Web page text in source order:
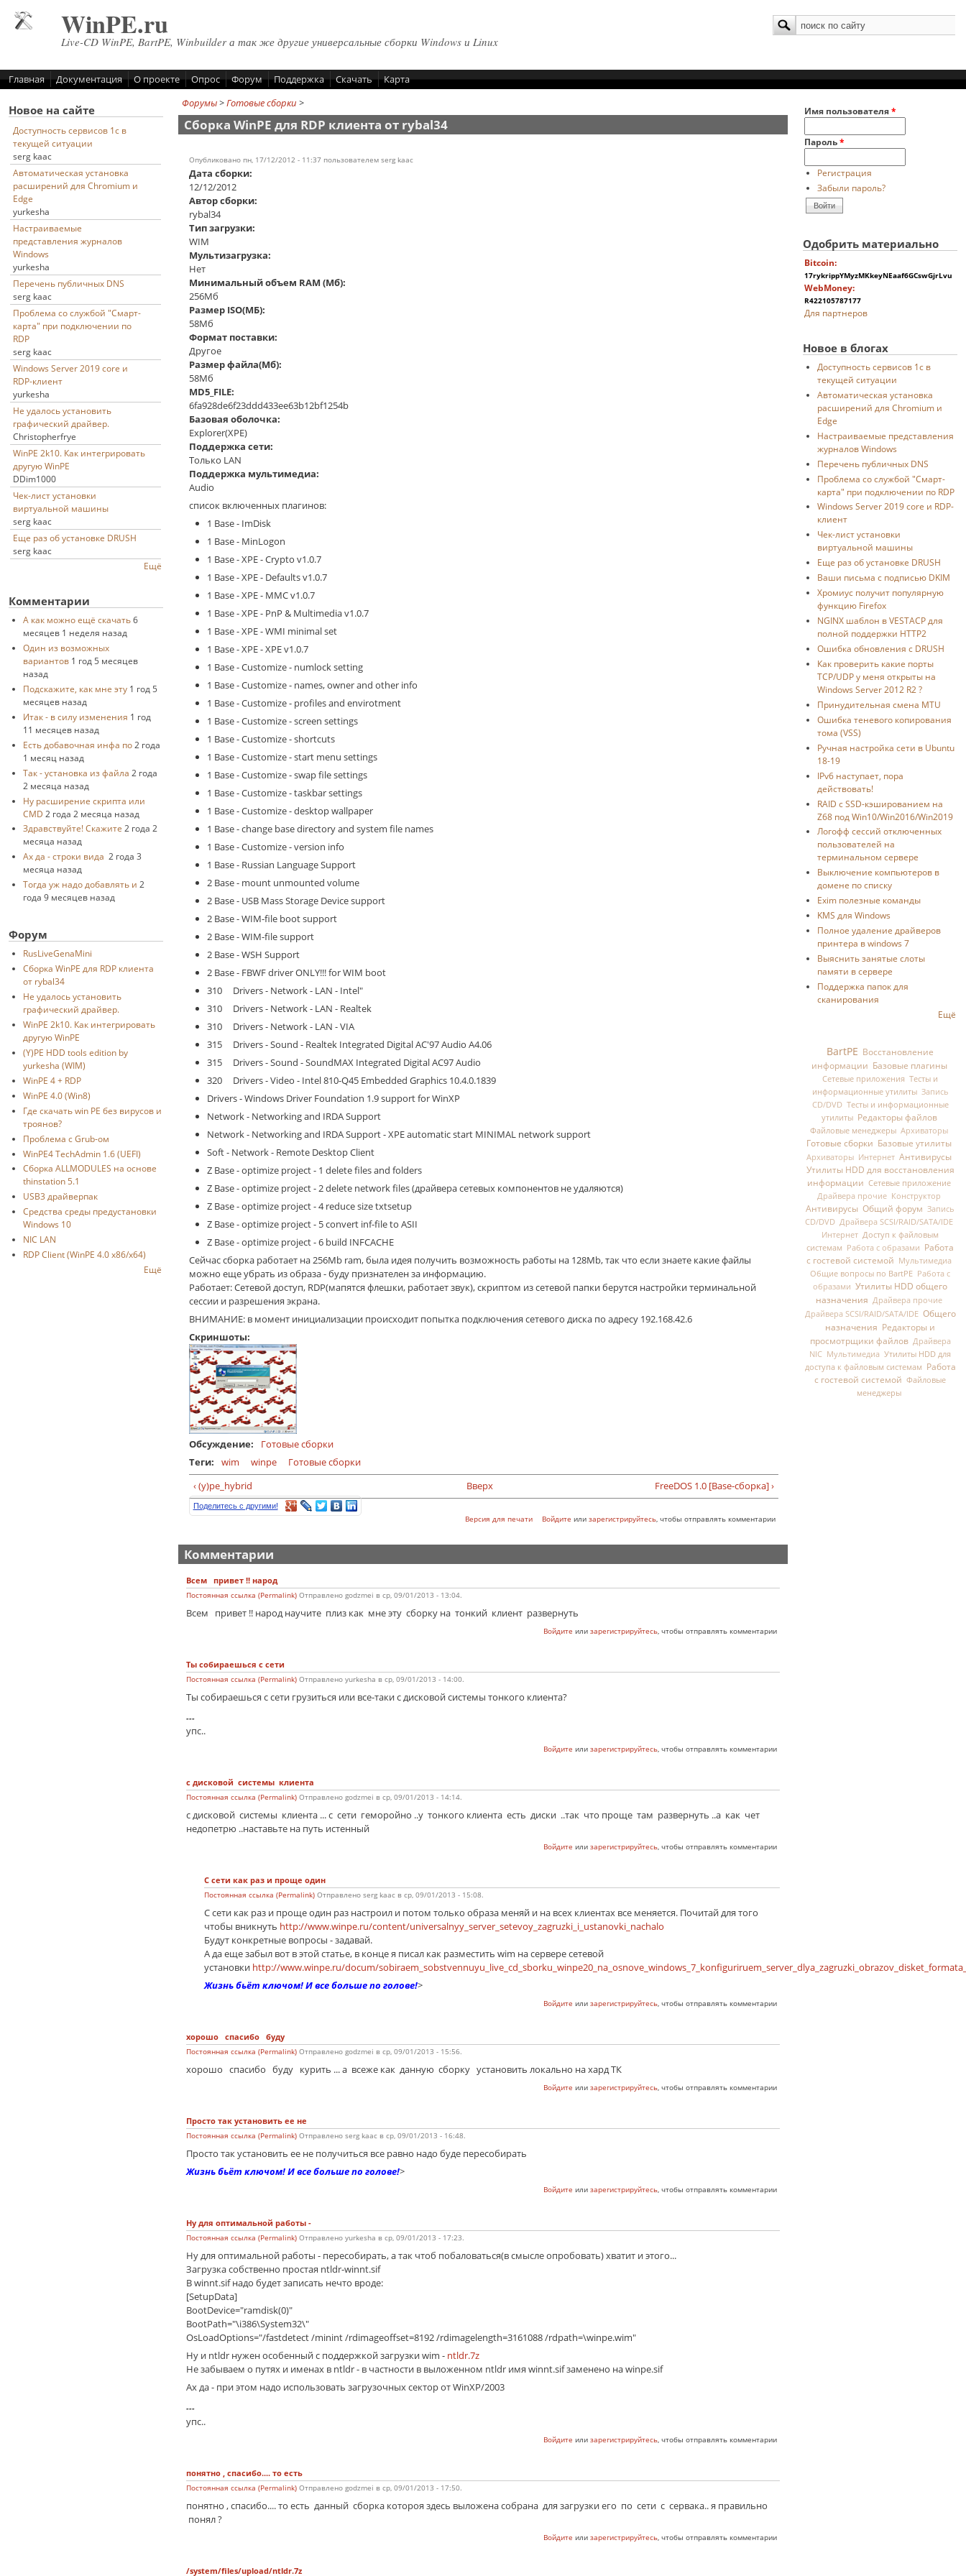
WinPE.ru
Live-CD WinPE, BartPE, Winbuilder а так же другие универсальные сборки Windows и Linux
Форма поиска
Поиск
Главная Документация О проекте Опрос Форум Поддержка Скачать Карта
Новое на сайте
Доступность сервисов 1с в
текущей ситуации
serg kaac
Автоматическая установка
расширений для Chromium и
Edge
yurkesha
Настраиваемые
представления журналов
Windows
yurkesha
Перечень публичных DNS
serg kaac
Проблема со службой "Смарт-
карта" при подключении по
RDP
serg kaac
Windows Server 2019 core и
RDP-клиент
yurkesha
Не удалось установить
графический драйвер.
Christopherfrye
WinPE 2k10. Как интегрировать
другую WinPE
DDim1000
Чек-лист установки
виртуальной машины
serg kaac
Еще раз об установке DRUSH
serg kaac
Ещё
Комментарии
А как можно ещё скачать 6
месяцев 1 неделя назад
Один из возможных
вариантов 1 год 5 месяцев
назад
Подскажите, как мне эту 1 год 5
месяцев назад
Итак - в силу изменения 1 год
11 месяцев назад
Есть добавочная инфа по 2 года
1 месяц назад
Так - установка из файла 2 года
2 месяца назад
Ну расширение скрипта или
CMD 2 года 2 месяца назад
Здравствуйте! Скажите 2 года 2
месяца назад
Ах да - строки вида 2 года 3
месяца назад
Тогда уж надо добавлять и 2
года 9 месяцев назад
Форум
RusLiveGenaMini
Cборка WinPE для RDP клиента
от rybal34
Не удалось установить
графический драйвер.
WinPE 2k10. Как интегрировать
другую WinPE
(Y)PE HDD tools edition by
yurkesha (WIM)
WinPE 4 + RDP
WinPE 4.0 (Win8)
Где скачать win PE без вирусов и
троянов?
Проблема с Grub-ом
WinPE4 TechAdmin 1.6 (UEFI)
Сборка ALLMODULES на основе
thinstation 5.1
USB3 драйверпак
Средства среды предустановки
Windows 10
NIC LAN
RDP Client (WinPE 4.0 x86/x64)
Ещё
Форумы>Готовые сборки >
Cборка WinPE для RDP клиента от rybal34
Опубликовано пн, 17/12/2012 - 11:37 пользователем serg kaac
Дата сборки:
12/12/2012
Автор сборки:
rybal34
Тип загрузки:
WIM
Мультизагрузка:
Нет
Минимальный объем RAM (Мб):
256Мб
Размер ISO(МБ):
58Мб
Формат поставки:
Другое
Размер файла(Мб):
58Мб
MD5_FILE:
6fa928de6f23ddd433ee63b12bf1254b
Базовая оболочка:
Explorer(XPE)
Поддержка сети:
Только LAN
Поддержка мультимедиа:
Audio
список включенных плагинов:
1 Base - ImDisk
1 Base - MinLogon
1 Base - XPE - Crypto v1.0.7
1 Base - XPE - Defaults v1.0.7
1 Base - XPE - MMC v1.0.7
1 Base - XPE - PnP & Multimedia v1.0.7
1 Base - XPE - WMI minimal set
1 Base - XPE - XPE v1.0.7
1 Base - Customize - numlock setting
1 Base - Customize - names, owner and other info
1 Base - Customize - profiles and envirotment
1 Base - Customize - screen settings
1 Base - Customize - shortcuts
1 Base - Customize - start menu settings
1 Base - Customize - swap file settings
1 Base - Customize - taskbar settings
1 Base - Customize - desktop wallpaper
1 Base - change base directory and system file names
1 Base - Customize - version info
1 Base - Russian Language Support
2 Base - mount unmounted volume
2 Base - USB Mass Storage Device support
2 Base - WIM-file boot support
2 Base - WIM-file support
2 Base - WSH Support
2 Base - FBWF driver ONLY!!! for WIM boot
310 Drivers - Network - LAN - Intel"
310 Drivers - Network - LAN - Realtek
310 Drivers - Network - LAN - VIA
315 Drivers - Sound - Realtek Integrated Digital AC'97 Audio A4.06
315 Drivers - Sound - SoundMAX Integrated Digital AC97 Audio
320 Drivers - Video - Intel 810-Q45 Embedded Graphics 10.4.0.1839
Drivers - Windows Driver Foundation 1.9 support for WinXP
Network - Networking and IRDA Support
Network - Networking and IRDA Support - XPE automatic start MINIMAL network support
Soft - Network - Remote Desktop Client
Z Base - optimize project - 1 delete files and folders
Z Base - optimize project - 2 delete network files (драйвера сетевых компонентов не удаляются)
Z Base - optimize project - 4 reduce size txtsetup
Z Base - optimize project - 5 convert inf-file to ASII
Z Base - optimize project - 6 build INFCACHE
Сейчас сборка работает на 256Mb ram, была идея получить возможность работы на 128Mb, так что если знаете какие файлы
можно еще убрать из образа - буду признателен за информацию.
Работает: Сетевой доступ, RDP(мапятся флешки, работает звук), скриптом из сетевой папки берутся настройки терминальной
сессии и разрешения экрана.
ВНИМАНИЕ: в момент инициализации происходит попытка подключения сетевого диска по адресу 192.168.42.6
Скриншоты:
Обсуждение:
Готовые сборки
Теги:
wim winpe
Готовые сборки
‹ (y)pe_hybrid
Вверх FreeDOS 1.0 [Base-сборка] ›
Поделитесь с другими!
Версия для печати Войдите или зарегистрируйтесь, чтобы отправлять комментарии
Комментарии
Всем привет !! народ
Постоянная ссылка (Permalink)Отправлено godzmei в ср, 09/01/2013 - 13:04.
Всем привет !! народ научите плиз как мне эту сборку на тонкий клиент развернуть
Войдите или зарегистрируйтесь, чтобы отправлять комментарии
Ты собираешься с сети
Постоянная ссылка (Permalink)Отправлено yurkesha в ср, 09/01/2013 - 14:00.
Ты собираешься с сети грузиться или все-таки с дисковой системы тонкого клиента?
---
упс..
Войдите или зарегистрируйтесь, чтобы отправлять комментарии
с дисковой системы клиента
Постоянная ссылка (Permalink)Отправлено godzmei в ср, 09/01/2013 - 14:14.
с дисковой системы клиента ... с сети геморойно ..у тонкого клиента есть диски ..так что проще там развернуть ..а как чет
недопетрю ..наставьте на путь истенный
Войдите или зарегистрируйтесь, чтобы отправлять комментарии
С сети как раз и проще один
Постоянная ссылка (Permalink)Отправлено serg kaacв ср, 09/01/2013 - 15:08.
С сети как раз и проще один раз настроил и потом только образа меняй и на всех клиентах все меняется. Почитай для того
чтобы вникнуть http://www.winpe.ru/content/universalnyy_server_setevoy_zagruzki_i_ustanovki_nachalo
Будут конкретные вопросы - задавай.
А да еще забыл вот в этой статье, в конце я писал как разместить wim на сервере сетевой
установки http://www.winpe.ru/docum/
Жизнь бьёт ключом! И все больше по голове!>
Войдите или зарегистрируйтесь, чтобы отправлять комментарии
хорошо спасибо буду
Постоянная ссылка (Permalink)Отправлено godzmei в ср, 09/01/2013 - 15:56.
хорошо спасибо буду курить ... а всеже как данную сборку установить локально на хард ТК
Войдите или зарегистрируйтесь, чтобы отправлять комментарии
Просто так установить ее не
Постоянная ссылка (Permalink)Отправлено serg kaacв ср, 09/01/2013 - 16:48.
Просто так установить ее не получиться все равно надо буде пересобирать
Жизнь бьёт ключом! И все больше по голове!>
Войдите или зарегистрируйтесь, чтобы отправлять комментарии
Ну для оптимальной работы -
Постоянная ссылка (Permalink)Отправлено yurkesha в ср, 09/01/2013 - 17:23.
Ну для оптимальной работы - пересобирать, а так чтоб побаловаться(в смысле опробовать) хватит и этого...
Загрузка собственно простая ntldr-winnt.sif
В winnt.sif надо будет записать нечто вроде:
[SetupData]
BootDevice="ramdisk(0)"
BootPath="\i386\System32\"
OsLoadOptions="/fastdetect /minint /rdimageoffset=8192 /rdimagelength=3161088 /rdpath=\winpe.wim"
Ну и ntldr нужен особенный с поддержкой загрузки wim - ntldr.7z
Не забываем о путях и именах в ntldr - в частности в выложенном ntldr имя winnt.sif заменено на winpe.sif
Ах да - при этом надо использовать загрузочных сектор от WinXP/2003
---
упс..
Войдите или зарегистрируйтесь, чтобы отправлять комментарии
понятно , спасибо.... то есть
Постоянная ссылка (Permalink)Отправлено godzmei в ср, 09/01/2013 - 17:50.
понятно , спасибо.... то есть данный сборка котороя здесь выложена собрана для загрузки его по сети с сервака.. я правильно
понял ?
Войдите или зарегистрируйтесь, чтобы отправлять комментарии
/system/files/upload/ntldr.7z
Имя пользователя*
Пароль*
Регистрация
Забыли пароль?
Одобрить материально
Bitcoin:
17rykrippYMyzMKkeyNEaaf6GCswGjrLvu
WebMoney:
R422105787177
Для партнеров
Новое в блогах
Доступность сервисов 1с в
текущей ситуации
Автоматическая установка
расширений для Chromium и
Edge
Настраиваемые представления
журналов Windows
Перечень публичных DNS
Проблема со службой "Смарт-
карта" при подключении по RDP
Windows Server 2019 core и RDP-
клиент
Чек-лист установки
виртуальной машины
Еще раз об установке DRUSH
Ваши письма с подписью DKIM
Хромиус получит популярную
функцию Firefox
NGINX шаблон в VESTACP для
полной поддержки HTTP2
Ошибка обновления с DRUSH
Как проверить какие порты
TCP/UDP у меня открыты на
Windows Server 2012 R2 ?
Принудительная смена MTU
Ошибка теневого копирования
тома (VSS)
Ручная настройка сети в Ubuntu
18-19
IPv6 наступает, пора
действовать!
RAID с SSD-кэшированием на
Z68 под Win10/Win2016/Win2019
Логофф сессий отключенных
пользователей на
терминальном сервере
Выключение компьютеров в
домене по списку
Exim полезные команды
KMS для Windows
Полное удаление драйверов
принтера в windows 7
Выяснить занятые слоты
памяти в сервере
Поддержка папок для
сканирования
Ещё
BartPE Восстановление
информации Базовые плагины
Сетевые приложения Тесты и
информационные утилиты Запись
CD/DVD Тесты и информационные
утилиты Редакторы файлов
Файловые менеджеры Архиваторы
Готовые сборки Базовые утилиты
Архиваторы Интернет Антивирусы
Утилиты HDD для восстановления
информации Сетевые приложение
Драйвера прочие Конструктор
Антивирусы Общий форум Запись
CD/DVD Драйвера SCSI/RAID/SATA/IDE
Интернет Доступ к файловым
системам Работа с образами Работа
с гостевой системой Мультимедиа
Общие вопросы по BartPE Работа с
образами Утилиты HDD общего
назначения Драйвера прочие
Драйвера SCSI/RAID/SATA/IDE Общего
назначения Редакторы и
просмотрщики файлов Драйвера
NIC Мультимедиа Утилиты HDD для
доступа к файловым системам Работа
с гостевой системой Файловые
менеджеры